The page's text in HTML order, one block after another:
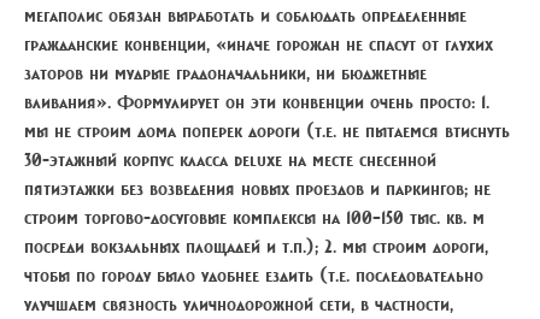
мегаполис обязан выработать и соблюдать определенные
гражданские конвенции, «иначе горожан не спасут от глухих
заторов ни мудрые градоначальники, ни бюджетные
вливания». Формулирует он эти конвенции очень просто: 1.
мы не строим дома поперек дороги (т.е. не пытаемся втиснуть
30-этажный корпус класса deluxe на месте снесенной
пятиэтажки без возведения новых проездов и паркингов; не
строим торгово-досуговые комплексы на 100–150 тыс. кв. м
посреди вокзальных площадей и т.п.); 2. мы строим дороги,
чтобы по городу было удобнее ездить (т.е. последовательно
улучшаем связность уличнодорожной сети, в частности,